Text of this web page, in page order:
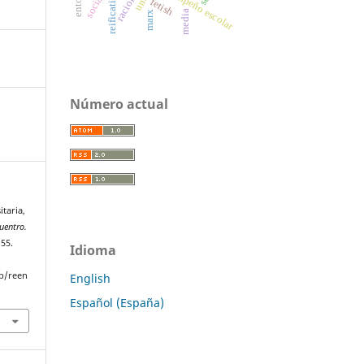
reen
fetish
reification marx media
Número actual
Idioma
English
Español (España)